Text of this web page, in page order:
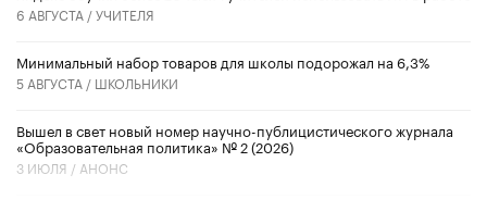
6 АВГУСТА /УЧИТЕЛЯ
Минимальный набор товаров для школы подорожал на 6,3%
5 АВГУСТА / ШКОЛЬНИКИ
Вышел в свет новый номер научно-публицистического журнала
«Образовательная политика» № 2 (2026)
3 ИЮЛЯ / АНОНС